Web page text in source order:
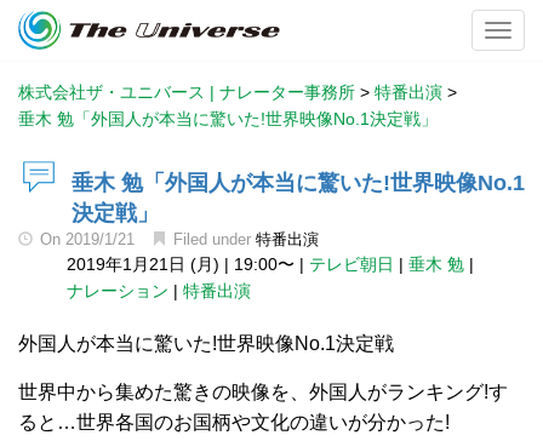
株式会社ザ・ユニバース | ナレーター事務所 > 特番出演 >
垂木 勉「外国人が本当に驚いた!世界映像No.1決定戦」
垂木 勉「外国人が本当に驚いた!世界映像No.1
決定戦」
On 2019/1/21 Filed under 特番出演
2019年1月21日 (月) | 19:00〜 | テレビ朝日 | 垂木 勉 |
ナレーション | 特番出演
外国人が本当に驚いた!世界映像No.1決定戦
世界中から集めた驚きの映像を、外国人がランキング!す
ると…世界各国のお国柄や文化の違いが分かった!